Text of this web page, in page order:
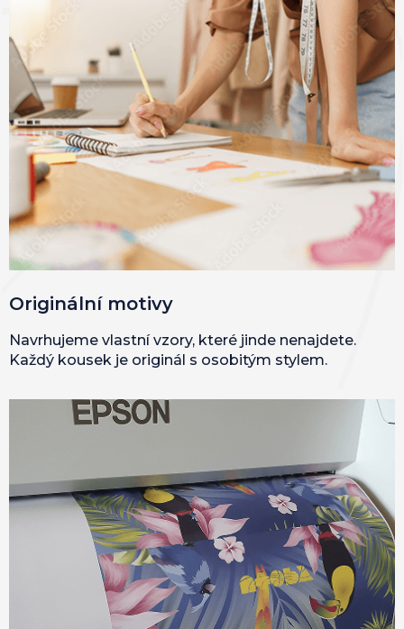
Originální motivy
Navrhujeme vlastní vzory, které jinde nenajdete.
Každý kousek je originál s osobitým stylem.